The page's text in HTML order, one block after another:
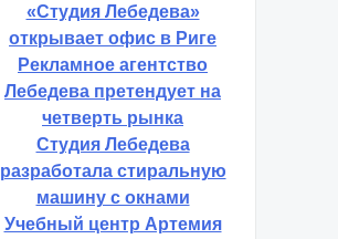
«Студия Лебедева»
открывает офис в Риге
Рекламное агентство
Лебедева претендует на
четверть рынка
Студия Лебедева
разработала стиральную
машину с окнами
Учебный центр Артемия